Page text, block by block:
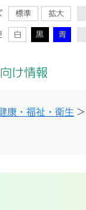
標準 拡大
白 黒 青
け情報
康・福祉・衛生 >